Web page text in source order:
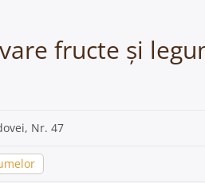
fructe și
Nr. 47